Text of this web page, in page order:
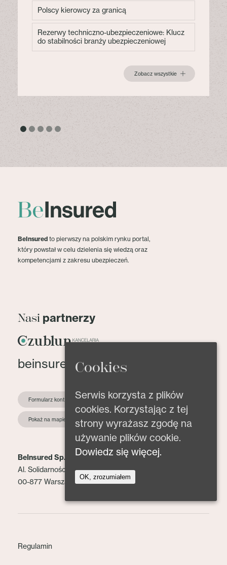
Polscy kierowcy za granicą
Rezerwy techniczno-ubezpieczeniowe: Klucz
do stabilności branży ubezpieczeniowej
Zobacz wszystkie
BeInsured to pierwszy na polskim rynku portal,
który powstał w celu dzielenia się wiedzą oraz
kompetencjami z zakresu ubezpieczeń.
Nasi partnerzy
beinsured@beinsured.pl
Formularz kontaktowy
Pokaż na mapie
BeInsured Sp. z o.o.
Al. Solidarności 153 lok. 2
00-877 Warszawa
Regulamin
Cookies
Serwis korzysta z plików
cookies. Korzystając z tej
strony wyrażasz zgodę na
używanie plików cookie.
Dowiedz się więcej.
OK, zrozumiałem